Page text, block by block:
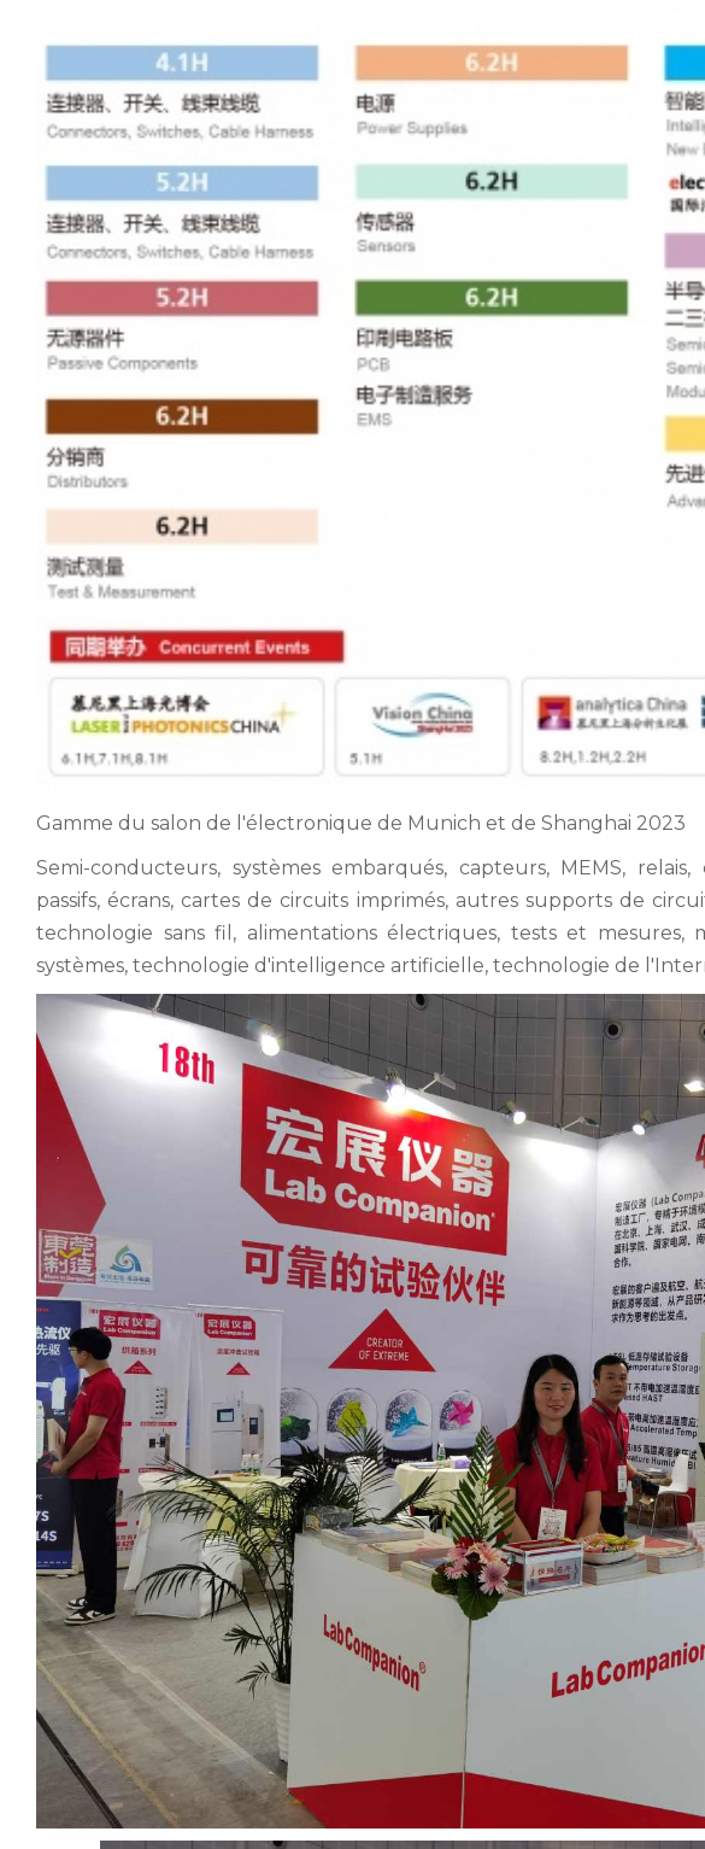
Gamme du salon de l'électronique de Munich et de Shanghai 2023
Semi-conducteurs, systèmes embarqués, capteurs, MEMS,
passifs, écrans, cartes de circuits imprimés, autres supports de
technologie sans fil, alimentations électriques, tests et mesures,
systèmes, technologie d'intelligence artificielle, technologie de